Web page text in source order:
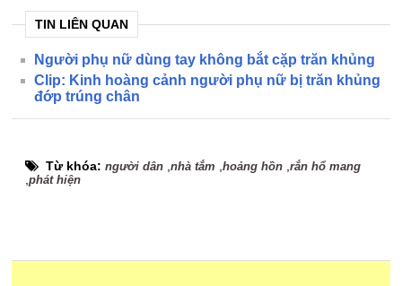
TIN LIÊN QUAN
Người phụ nữ dùng tay không bắt cặp trăn khủng
Clip: Kinh hoàng cảnh người phụ nữ bị trăn khủng
đớp trúng chân
Từ khóa:người dân ,nhà tắm ,hoảng hồn ,rắn hổ mang
,phát hiện